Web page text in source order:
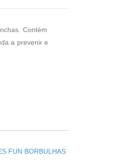
Contém
a prevenir e